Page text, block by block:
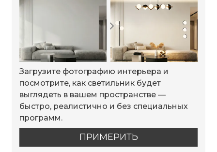
Загрузите фотографию интерьера и
посмотрите, как светильник будет
выглядеть в вашем пространстве —
быстро, реалистично и без специальных
программ.
ПРИМЕРИТЬ